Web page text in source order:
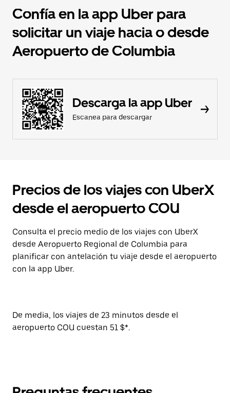
Confía en la app Uber para
solicitar un viaje hacia o desde
Aeropuerto de Columbia
Descarga la app Uber
Escanea para descargar
Precios de los viajes con UberX
desde el aeropuerto COU
Consulta el precio medio de los viajes con UberX
desde Aeropuerto Regional de Columbia para
planificar con antelación tu viaje desde el aeropuerto
con la app Uber.
De media, los viajes de 23 minutos desde el
aeropuerto COU cuestan 51 $*.